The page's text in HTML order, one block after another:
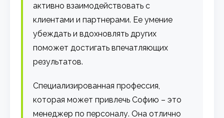
активно взаимодействовать с
клиентами и партнерами. Ее умение
убеждать и вдохновлять других
поможет достигать впечатляющих
результатов.
Специализированная профессия,
которая может привлечь Софию – это
менеджер по персоналу. Она отлично